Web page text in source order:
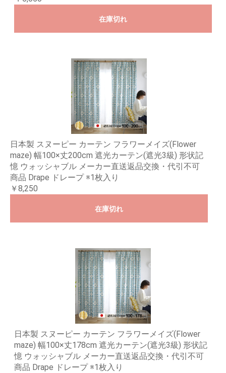
在庫切れ
日本製 スヌーピー カーテン フラワーメイズ(Flower
maze) 幅100×丈200cm 遮光カーテン(遮光3級) 形状記
憶 ウォッシャブル メーカー直送返品交換・代引不可
商品 Drape ドレープ ※1枚入り
￥8,250
在庫切れ
日本製 スヌーピー カーテン フラワーメイズ(Flower
maze) 幅100×丈178cm 遮光カーテン(遮光3級) 形状記
憶 ウォッシャブル メーカー直送返品交換・代引不可
商品 Drape ドレープ ※1枚入り